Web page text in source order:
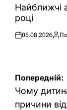
УНайближчі
році
Оприлюднено
05.08.2026
Навігація
записів
Попередній:
Чому
причини